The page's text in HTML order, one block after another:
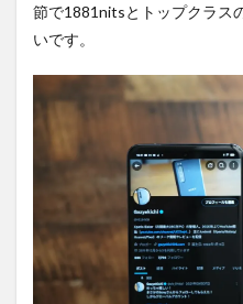
節で1881nitsとトップクラス
いです。